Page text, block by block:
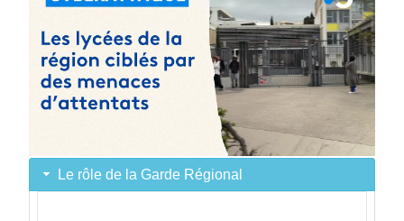
Le rôle de la Garde Régional